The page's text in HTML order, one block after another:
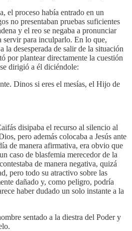
el proceso había entrado en un
no presentaban pruebas suficientes
y el reo se negaba a pronunciar
servir para inculparlo. En lo que,
la desesperada de salir de la situación
por plantear directamente la cuestión
dirigió a él diciéndole:
Dinos si eres el mesías, el Hijo de
disipaba el recurso al silencio al
pero además colocaba a Jesús ante
de manera afirmativa, era obvio que
caso de blasfemia merecedor de la
de manera negativa, quizá
pero todo su atractivo sobre las
dañado y, como peligro, podría
haber dudado un solo instante a la
sentado a la diestra del Poder y